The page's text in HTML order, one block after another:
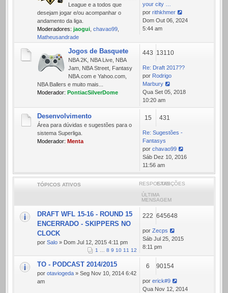
League e a todos que
desejam jogar e/ou acompanhar o
andamento da liga.
Moderadores: jaogui chavao99
Matheusandrade
your city …
por rithkhmer
Ver
última
Dom Out 06, 2024
5:44 am
Jogos de Basquete
NBA 2K, NBA Live, NBA
Jam, NBA Street, Fantasy
NBA.com e Yahoo.com,
NBA Ballers e muito mais...
Moderador: PontiacSilverDome
443 13110
Re: Draft 2017??
por Rodrigo
Marbury
Ver
última
mensagem
Qua Set 05, 2018
10:20 am
Desenvolvimento
Área para dúvidas e sugestões para o
sistema Superliga.
Moderador: Menta
15 431
Re: Sugestões -
Fantasys
por chavao99
Ver
última
mensagem
Sáb Dez 10, 2016
11:56 am
TÓPICOS ATIVOS RESPOSTASEXIBIÇÕES
ÚLTIMA
MENSAGEM
DRAFT WFL 15-16 - ROUND 15
ENCERRADO - SKIPPERS NO
CLOCK
por Salo » Dom Jul 12, 2015 4:11 pm
1 8 9 10 11 12
222 645648
por Zecps
Sáb Jul 25, 2015
8:11 pm
TO - PODCAST 2014/2015
por otaviogeda » Seg Nov 10, 2014 6:42
am
6 90154
por erick#9
Qua Nov 12, 2014